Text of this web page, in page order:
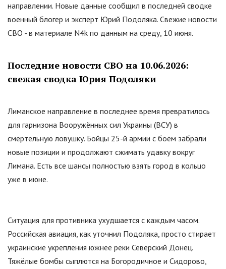
направлении. Новые данные сообщил в последней сводке
военный блогер и эксперт Юрий Подоляка. Свежие новости
СВО - в материале N4k по данным на среду, 10 июня.
Последние новости СВО на 10.06.2026:
свежая сводка Юрия Подоляки
Лиманское направление в последнее время превратилось
для гарнизона Вооружённых сил Украины (ВСУ) в
смертельную ловушку. Бойцы 25-й армии с боём забрали
новые позиции и продолжают сжимать удавку вокруг
Лимана. Есть все шансы полностью взять город в кольцо
уже в июне.
Ситуация для противника ухудшается с каждым часом.
Российская авиация, как уточнил Подоляка, просто стирает
украинские укрепления южнее реки Северский Донец.
Тяжёлые бомбы сыплются на Богородичное и Сидорово,